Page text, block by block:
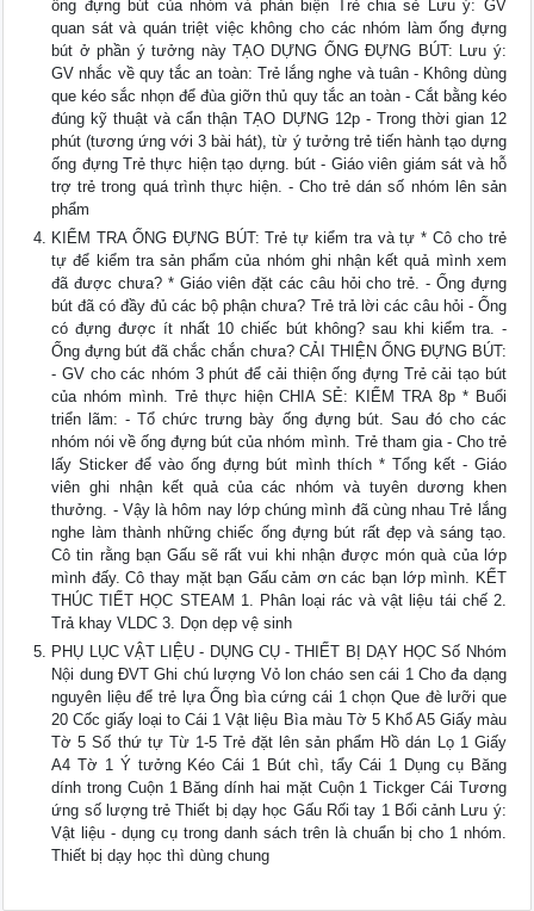
ống đựng bút của nhóm và phản biện Trẻ chia sẻ Lưu ý: GV
quan sát và quán triệt việc không cho các nhóm làm ống đựng
bút ở phần ý tưởng này TẠO DỰNG ỐNG ĐỰNG BÚT: Lưu ý:
GV nhắc về quy tắc an toàn: Trẻ lắng nghe và tuân - Không dùng
que kéo sắc nhọn để đùa giỡn thủ quy tắc an toàn - Cắt bằng kéo
đúng kỹ thuật và cẩn thận TẠO DỰNG 12p - Trong thời gian 12
phút (tương ứng với 3 bài hát), từ ý tưởng trẻ tiến hành tạo dựng
ống đựng Trẻ thực hiện tạo dựng. bút - Giáo viên giám sát và hỗ
trợ trẻ trong quá trình thực hiện. - Cho trẻ dán số nhóm lên sản
phẩm
KIỂM TRA ỐNG ĐỰNG BÚT: Trẻ tự kiểm tra và tự * Cô cho trẻ
tự để kiểm tra sản phẩm của nhóm ghi nhận kết quả mình xem
đã được chưa? * Giáo viên đặt các câu hỏi cho trẻ. - Ống đựng
bút đã có đầy đủ các bộ phận chưa? Trẻ trả lời các câu hỏi - Ống
có đựng được ít nhất 10 chiếc bút không? sau khi kiểm tra. -
Ống đựng bút đã chắc chắn chưa? CẢI THIỆN ỐNG ĐỰNG BÚT:
- GV cho các nhóm 3 phút để cải thiện ống đựng Trẻ cải tạo bút
của nhóm mình. Trẻ thực hiện CHIA SẺ: KIỂM TRA 8p * Buổi
triển lãm: - Tổ chức trưng bày ống đựng bút. Sau đó cho các
nhóm nói về ống đựng bút của nhóm mình. Trẻ tham gia - Cho trẻ
lấy Sticker để vào ống đựng bút mình thích * Tổng kết - Giáo
viên ghi nhận kết quả của các nhóm và tuyên dương khen
thưởng. - Vậy là hôm nay lớp chúng mình đã cùng nhau Trẻ lắng
nghe làm thành những chiếc ống đựng bút rất đẹp và sáng tạo.
Cô tin rằng bạn Gấu sẽ rất vui khi nhận được món quà của lớp
mình đấy. Cô thay mặt bạn Gấu cảm ơn các bạn lớp mình. KẾT
THÚC TIẾT HỌC STEAM 1. Phân loại rác và vật liệu tái chế 2.
Trả khay VLDC 3. Dọn dẹp vệ sinh
PHỤ LỤC VẬT LIỆU - DỤNG CỤ - THIẾT BỊ DẠY HỌC Số Nhóm
Nội dung ĐVT Ghi chú lượng Vỏ lon cháo sen cái 1 Cho đa dạng
nguyên liệu để trẻ lựa Ống bìa cứng cái 1 chọn Que đè lưỡi que
20 Cốc giấy loại to Cái 1 Vật liệu Bìa màu Tờ 5 Khổ A5 Giấy màu
Tờ 5 Số thứ tự Từ 1-5 Trẻ đặt lên sản phẩm Hồ dán Lọ 1 Giấy
A4 Tờ 1 Ý tưởng Kéo Cái 1 Bút chì, tẩy Cái 1 Dụng cụ Băng
dính trong Cuộn 1 Băng dính hai mặt Cuộn 1 Tickger Cái Tương
ứng số lượng trẻ Thiết bị dạy học Gấu Rối tay 1 Bối cảnh Lưu ý:
Vật liệu - dụng cụ trong danh sách trên là chuẩn bị cho 1 nhóm.
Thiết bị dạy học thì dùng chung